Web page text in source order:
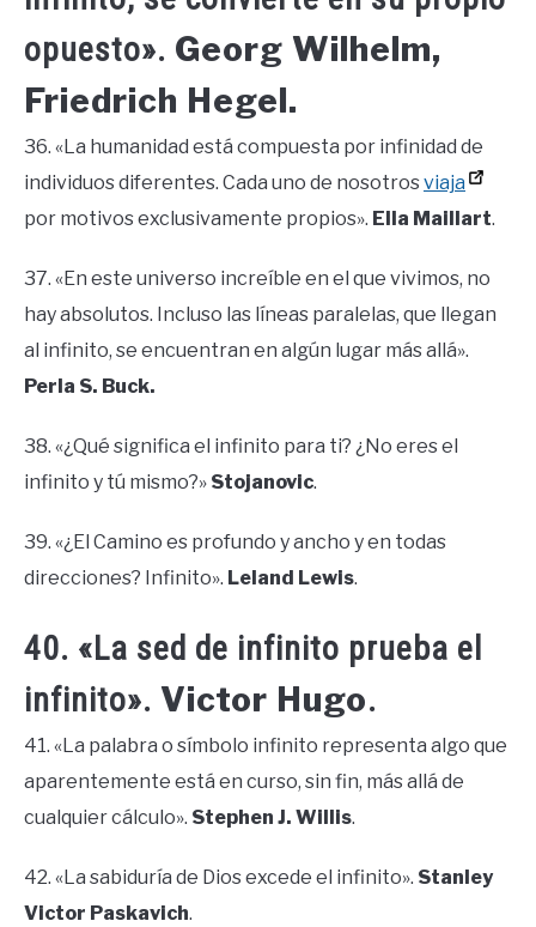
opuesto». Georg Wilhelm,
Friedrich Hegel.
36. «La humanidad está compuesta por infinidad de
individuos diferentes. Cada uno de nosotrosviaja
por motivos exclusivamente propios». Ella Maillart.
37. «En este universo increíble en el que vivimos, no
hay absolutos. Incluso las líneas paralelas, que llegan
al infinito, se encuentran en algún lugar más allá».
Perla S. Buck.
38. «¿Qué significa el infinito para ti? ¿No eres el
infinito y tú mismo?» Stojanovic.
39. «¿El Camino es profundo y ancho y en todas
direcciones? Infinito». Leland Lewis.
40. «La sed de infinito prueba el
infinito». Victor Hugo.
41. «La palabra o símbolo infinito representa algo que
aparentemente está en curso, sin fin, más allá de
cualquier cálculo». Stephen J. Willis.
42. «La sabiduría de Dios excede el infinito». Stanley
Victor Paskavich.